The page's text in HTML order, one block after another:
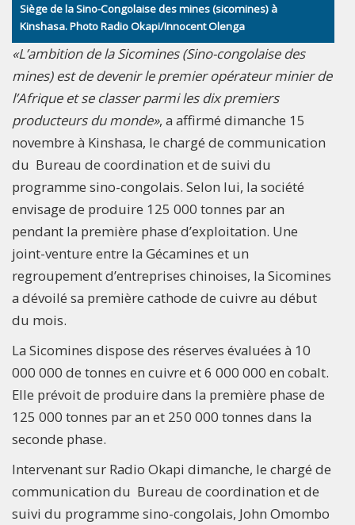
Siège de la Sino-Congolaise des mines (sicomines) à
Kinshasa. Photo Radio Okapi/Innocent Olenga
«L’ambition de la Sicomines (Sino-congolaise des
mines) est de devenir le premier opérateur minier de
l’Afrique et se classer parmi les dix premiers
producteurs du monde», a affirmé dimanche 15
novembre à Kinshasa, le chargé de communication
du Bureau de coordination et de suivi du
programme sino-congolais. Selon lui, la société
envisage de produire 125 000 tonnes par an
pendant la première phase d’exploitation. Une
joint-venture entre la Gécamines et un
regroupement d’entreprises chinoises, la Sicomines
a dévoilé sa première cathode de cuivre au début
du mois.
La Sicomines dispose des réserves évaluées à 10
000 000 de tonnes en cuivre et 6 000 000 en cobalt.
Elle prévoit de produire dans la première phase de
125 000 tonnes par an et 250 000 tonnes dans la
seconde phase.
Intervenant sur Radio Okapi dimanche, le chargé de
communication du Bureau de coordination et de
suivi du programme sino-congolais, John Omombo